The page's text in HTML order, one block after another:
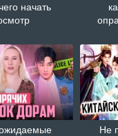
начать
Не